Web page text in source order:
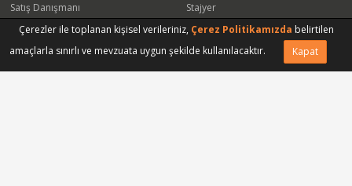
Satış Danışmanı
Öğrenci
Satış Elemanı
Stajyer
Freelance
Yeni Mezun
Çerezler ile toplanan kişisel verileriniz, Çerez Politikamızda belirtilen
amaçlarla sınırlı ve mevzuata uygun şekilde kullanılacaktır.
Kapat